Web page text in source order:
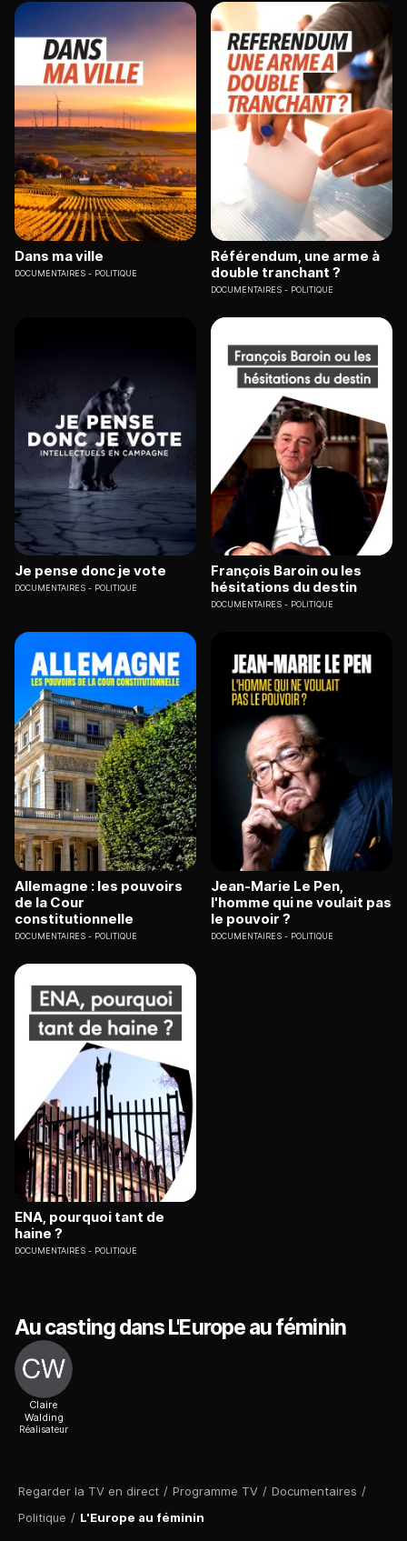
Regarder la TV en direct / Programme TV / Documentaires /
Politique / L'Europe au féminin
Dans ma ville
DOCUMENTAIRES POLITIQUE
Référendum, une arme à
double tranchant ?
DOCUMENTAIRES POLITIQUE
Je pense donc je vote
DOCUMENTAIRES POLITIQUE
François Baroin ou les
hésitations du destin
DOCUMENTAIRES POLITIQUE
Allemagne : les pouvoirs
de la Cour
constitutionnelle
DOCUMENTAIRES POLITIQUE
Jean-Marie Le Pen,
l'homme qui ne voulait pas
le pouvoir ?
DOCUMENTAIRES POLITIQUE
ENA, pourquoi tant de
haine ?
DOCUMENTAIRES POLITIQUE
Au casting dans L'Europe au féminin
Claire
Walding
Réalisateur